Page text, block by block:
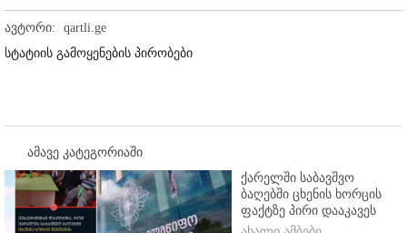
ავტორი:
qartli.ge
სტატიის გამოყენების პირობები
ამავე კატეგორიაში
ქარელში საბავშვო
ბაღებში ცხენის ხორცის
ფაქტზე პირი დააკავეს